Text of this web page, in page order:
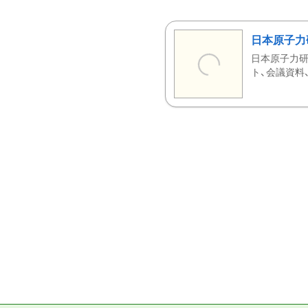
日本原子
日本原子力
ト、会議資